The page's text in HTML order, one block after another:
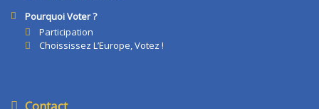
Pourquoi Voter ?
Participation
Choississez L’Europe, Votez !
Contact